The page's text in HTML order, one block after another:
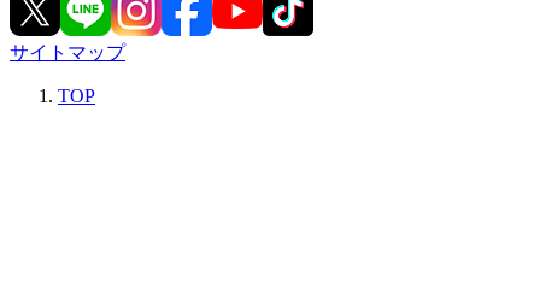
サイトマップ
TOP